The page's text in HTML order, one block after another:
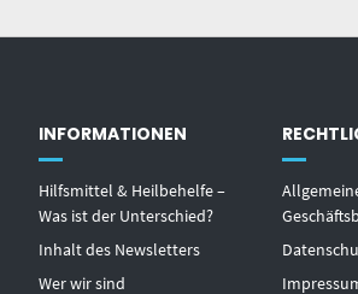
INFORMATIONEN
Hilfsmittel & Heilbehelfe –
Was ist der Unterschied?
Inhalt des Newsletters
Wer wir sind